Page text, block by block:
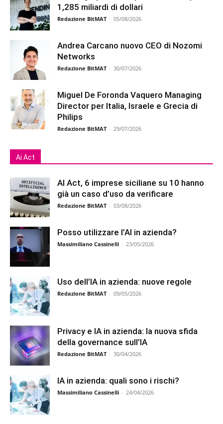
1,285 miliardi di dollari
Redazione BitMAT - 05/08/2026
Andrea Carcano nuovo CEO di Nozomi
Networks
Redazione BitMAT - 30/07/2026
Miguel De Foronda Vaquero Managing
Director per Italia, Israele e Grecia di
Philips
Redazione BitMAT - 29/07/2026
Ai Act
AI Act, 6 imprese siciliane su 10 hanno
già un caso d’uso da verificare
Redazione BitMAT - 03/08/2026
Posso utilizzare l’AI in azienda?
Massimiliano Cassinelli - 23/05/2026
Uso dell’IA in azienda: nuove regole
Redazione BitMAT - 09/05/2026
Privacy e IA in azienda: la nuova sfida
della governance sull’IA
Redazione BitMAT - 30/04/2026
IA in azienda: quali sono i rischi?
Massimiliano Cassinelli - 24/04/2026